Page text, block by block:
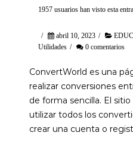
1957 usuarios han visto esta
/ abril 10, 2023 /
Utilidades / 0 comentarios
ConvertWorld es una
realizar conversiones
de forma sencilla. El
utilizar todos los
crear una cuenta o